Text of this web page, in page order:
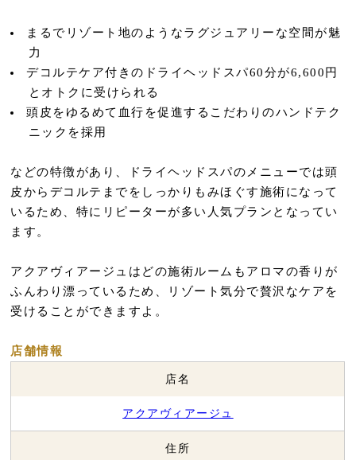
まるでリゾート地のようなラグジュアリーな空間が魅
力
デコルテケア付きのドライヘッドスパ60分が6,600円
とオトクに受けられる
頭皮をゆるめて血行を促進するこだわりのハンドテク
ニックを採用
などの特徴があり、ドライヘッドスパのメニューでは頭
皮からデコルテまでをしっかりもみほぐす施術になって
いるため、特にリピーターが多い人気プランとなってい
ます。
アクアヴィアージュはどの施術ルームもアロマの香りが
ふんわり漂っているため、リゾート気分で贅沢なケアを
受けることができますよ。
店舗情報
店名
アクアヴィアージュ
住所